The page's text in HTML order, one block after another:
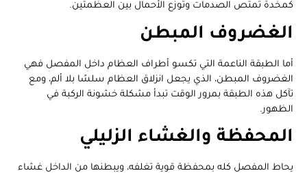
كمخدة تمتص الصدمات وتوزع الأحمال بين العظمتين.
الغضروف المبطن
أما الطبقة الناعمة التي تكسو أطراف العظام داخل المفصل فهي
الغضروف المبطن، الذي يجعل انزلاق العظام سلسًا بلا ألم، ومع
تآكل هذه الطبقة بمرور الوقت تبدأ مشكلة خشونة الركبة في
الظهور.
المحفظة والغشاء الزليلي
يحاط المفصل كله بمحفظة قوية تغلفه، ويبطنها من الداخل غشاء